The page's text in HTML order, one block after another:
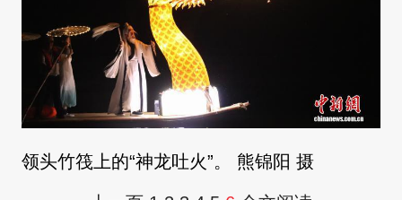
领头竹筏上的“神龙吐火”。 熊锦阳 摄